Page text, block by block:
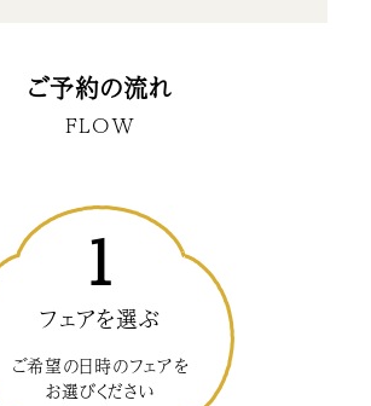
ご予約の流れ
FLOW
1
フェアを選ぶ
ご希望の日時のフェアを
お選びください